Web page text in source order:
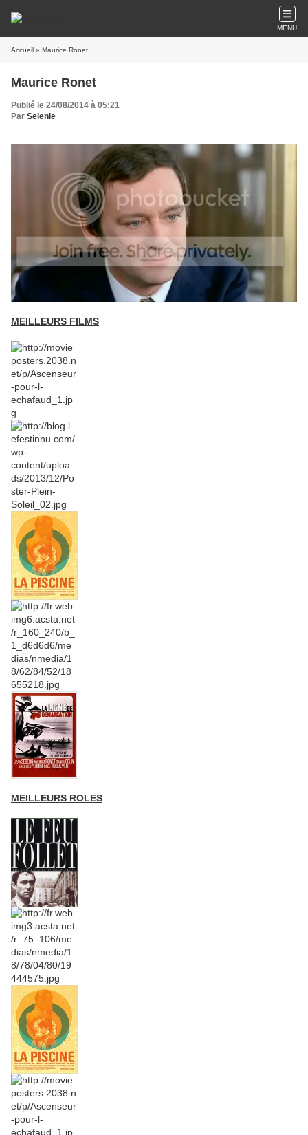
MENU
Accueil » Maurice Ronet
Maurice Ronet
Publié le 24/08/2014 à 05:21
Par Selenie
MEILLEURS FILMS
MEILLEURS ROLES